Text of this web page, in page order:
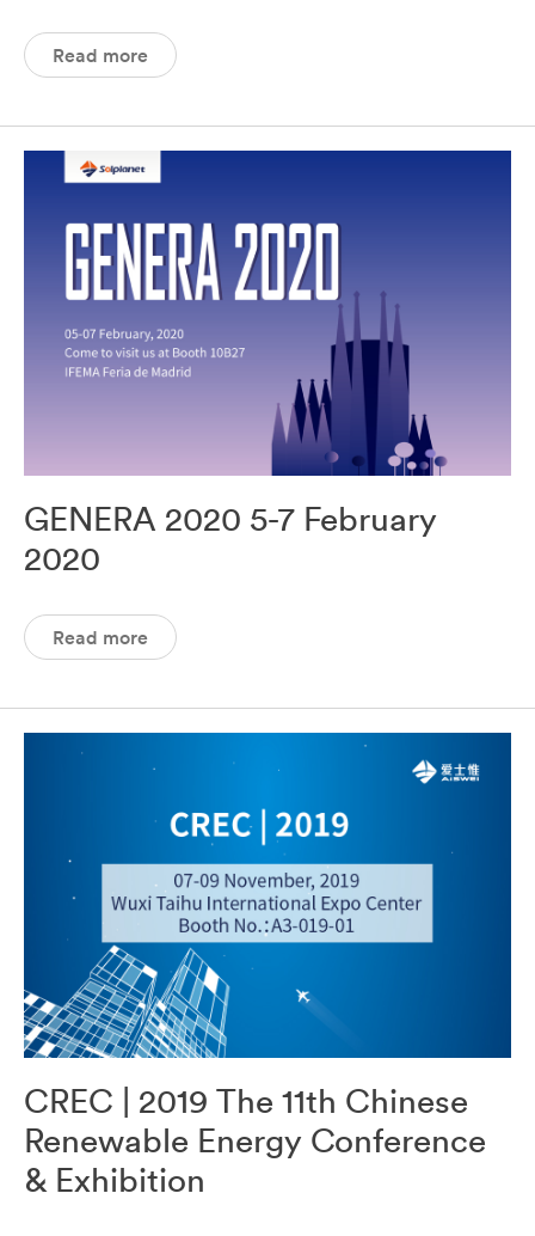
Read more
GENERA 2020 5-7 February
2020
Read more
CREC | 2019 The 11th Chinese
Renewable Energy Conference
& Exhibition